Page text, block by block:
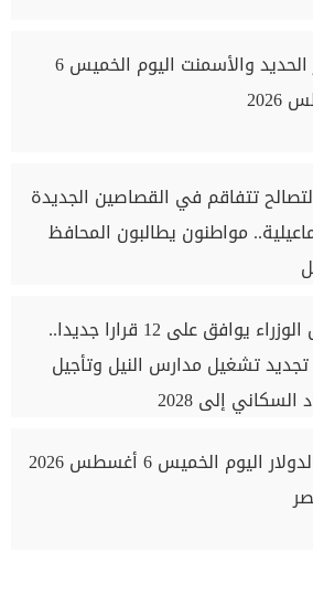
أسعار الحديد والأسمنت اليوم الخميس 6
تتفاقم في القصاصين الجديدة
مواطنون يطالبون المحافظ
مجلس الوزراء يوافق على 12 قرارا جديدا..
تجديد تشغيل مدارس النيل وتأجيل
السكاني إلى 2028
سعر الدولار اليوم الخميس 6 أغسطس 2026